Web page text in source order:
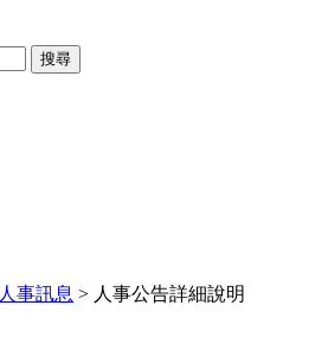
搜尋
人事訊息 > 人事公告詳細說明